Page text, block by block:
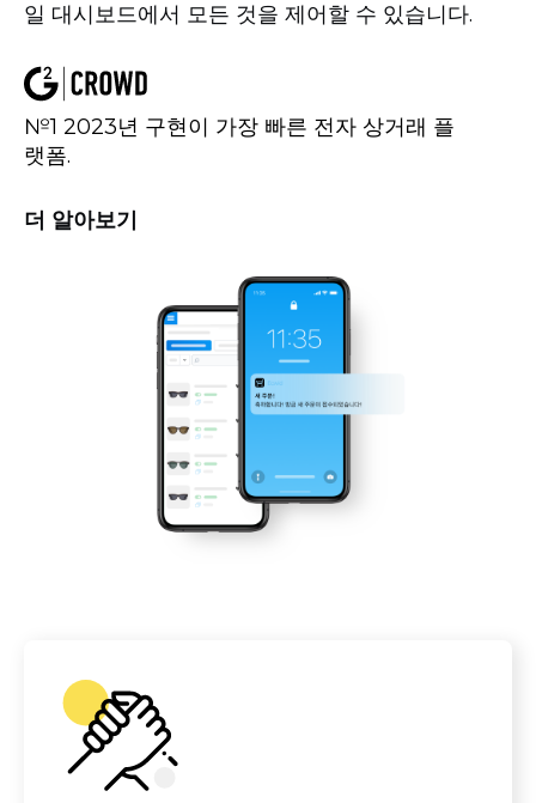
일 대시보드에서 모든 것을 제어할 수 있습니다.
№1 2023년 구현이 가장 빠른 전자 상거래 플
랫폼.
더 알아보기